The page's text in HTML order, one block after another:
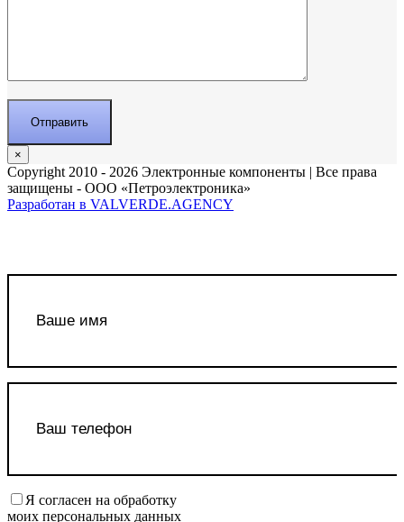
×
Copyright 2010 - 2026 Электронные компоненты | Все права
защищены - ООО «Петроэлектроника»
Разработан в VALVERDE.AGENCY
Я согласен на обработку
моих персональных данных